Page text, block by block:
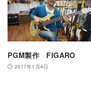
PGM製作 FIGARO
2017年1月4日